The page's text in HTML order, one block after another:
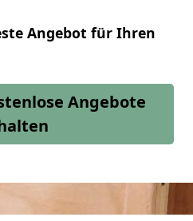
Angebot für Ihren
Angebote